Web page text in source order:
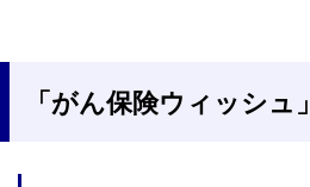
「がん保険ウィッシュ